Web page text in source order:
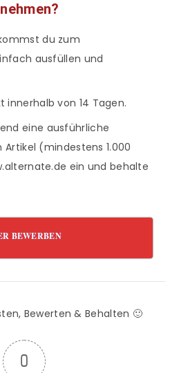
du zum
ausfüllen und
innerhalb von 14 Tagen.
eine ausführliche
(mindestens 1.000
ein und behalte
BEWERBEN
Bewerten & Behalten 🙂
0